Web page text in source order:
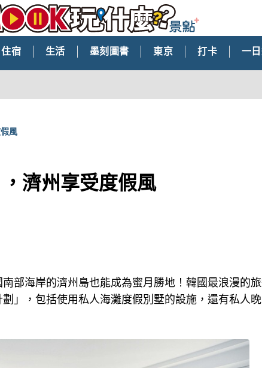
住宿 生活 墨刻圖書 東京 打卡 一
風
濟州享受度假風
部海岸的濟州島也能成為蜜月勝地！韓國最浪漫的
」，包括使用私人海灘度假別墅的設施，還有私人